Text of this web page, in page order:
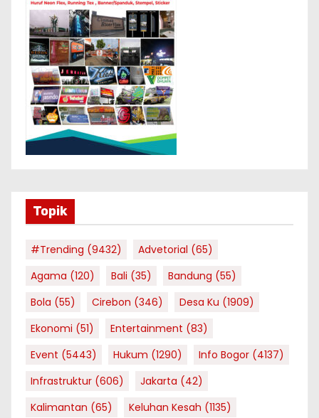
Topik
#Trending (9432) Advetorial (65)
Agama (120) Bali (35) Bandung (55)
Bola (55) Cirebon (346) Desa Ku (1909)
Ekonomi (51) Entertainment (83)
Event (5443) Hukum (1290) Info Bogor (4137)
Infrastruktur (606) Jakarta (42)
Kalimantan (65) Keluhan Kesah (1135)